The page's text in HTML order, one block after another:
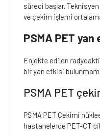
süreci başlar. Teknisyen
ve çekim işlemi
PSMA PET
Enjekte edilen
bir yan etkisi
PSMA PET
PSMA PET Çekimi
hastanelerde PET-CT